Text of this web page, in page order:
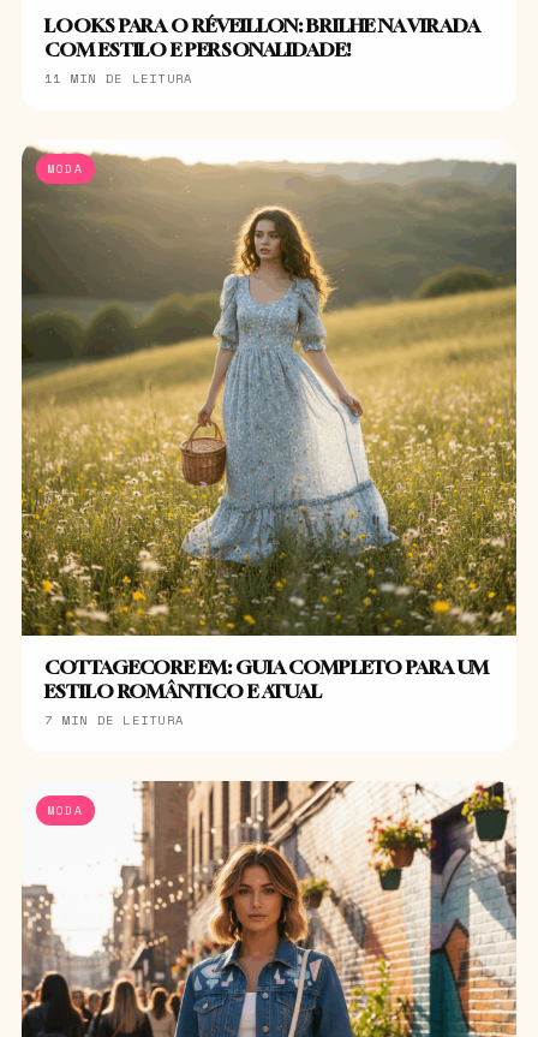
LOOKS PARA O RÉVEILLON: BRILHE NA VIRADA
COM ESTILO E PERSONALIDADE!
11 MIN DE LEITURA
MODA
COTTAGECORE EM: GUIA COMPLETO PARA UM
ESTILO ROMÂNTICO E ATUAL
7 MIN DE LEITURA
MODA